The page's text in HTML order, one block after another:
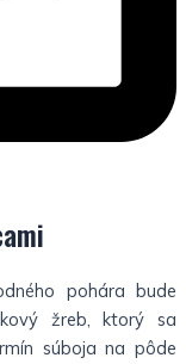
pohára bude
žreb, ktorý sa
súboja na pôde